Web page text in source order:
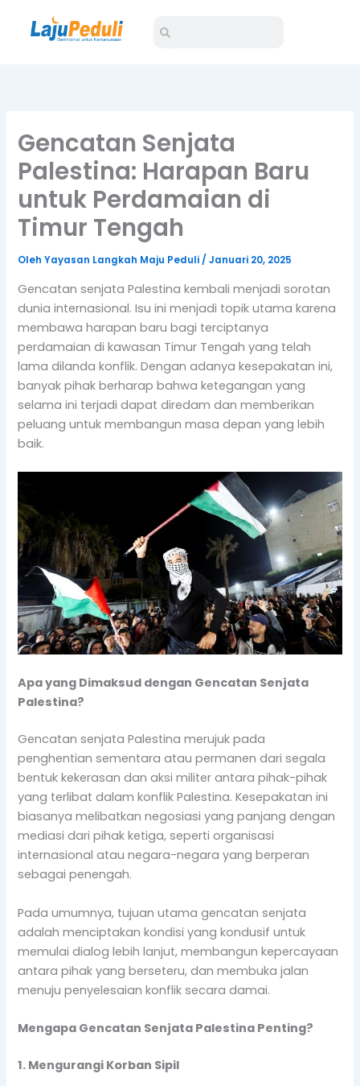
Search
Gencatan Senjata
Palestina: Harapan Baru
untuk Perdamaian di
Timur Tengah
OlehYayasan Langkah Maju Peduli/Januari 20, 2025
Gencatan senjata Palestina kembali menjadi sorotan
dunia internasional. Isu ini menjadi topik utama karena
membawa harapan baru bagi terciptanya
perdamaian di kawasan Timur Tengah yang telah
lama dilanda konflik. Dengan adanya kesepakatan ini,
banyak pihak berharap bahwa ketegangan yang
selama ini terjadi dapat diredam dan memberikan
peluang untuk membangun masa depan yang lebih
baik.
Apa yang Dimaksud dengan Gencatan Senjata
Palestina?
Gencatan senjata Palestina merujuk pada
penghentian sementara atau permanen dari segala
bentuk kekerasan dan aksi militer antara pihak-pihak
yang terlibat dalam konflik Palestina. Kesepakatan ini
biasanya melibatkan negosiasi yang panjang dengan
mediasi dari pihak ketiga, seperti organisasi
internasional atau negara-negara yang berperan
sebagai penengah.
Pada umumnya, tujuan utama gencatan senjata
adalah menciptakan kondisi yang kondusif untuk
memulai dialog lebih lanjut, membangun kepercayaan
antara pihak yang berseteru, dan membuka jalan
menuju penyelesaian konflik secara damai.
Mengapa Gencatan Senjata Palestina Penting?
1. Mengurangi Korban Sipil